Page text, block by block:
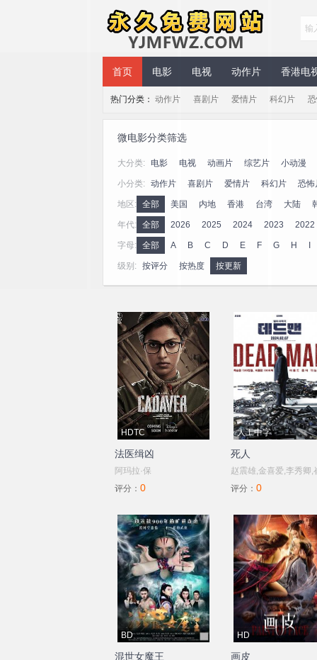
永久免费网站
首页 电影 电视 动作片 香港电
热门分类： 动作片 喜剧片 爱情片 科幻片
微电影分类筛选
大分类: 电影 电视 动画片 综艺片 小动漫
小分类: 动作片 喜剧片 爱情片 科幻片 恐怖
地区: 全部 美国 内地 香港 台湾 大陆
年代: 全部 2026 2025 2024 2023
2022
2006
字母: 全部 A B C D E F G H
级别: 按评分 按热度 按更新
HDTC
法医缉凶
阿玛拉·保
罗,Riythvika,Panneerselvam,Munishkanth,
曼,Athulya,Thrigun
评分： 0
人工中字
死人
赵震雄,金喜爱,李秀卿,
秀英,崔载雄,朴浩山,金
评分： 0
BD
混世女魔王
HD
画皮